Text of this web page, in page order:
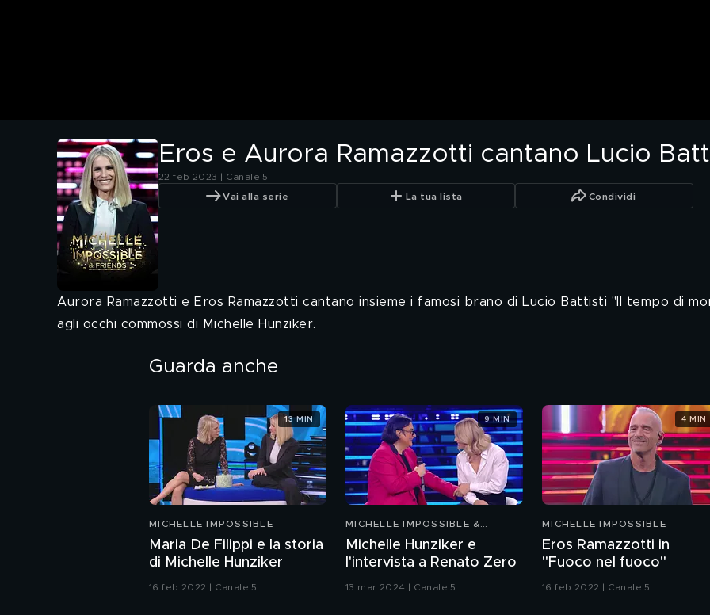
Eros e Aurora Ramazzotti cantano Lucio
22 feb 2023 | Canale 5
Vai alla serie La tua lista Condividi
Aurora Ramazzotti e Eros Ramazzotti cantano insieme i famosi brano di Lucio Battisti "Il tempo di
agli occhi commossi di Michelle Hunziker.
Guarda anche
MICHELLE IMPOSSIBLE
Maria De Filippi e la storia
di Michelle Hunziker
16 feb 2022 | Canale 5
13 MIN
MICHELLE IMPOSSIBLE &
Michelle Hunziker e
l'intervista a Renato Zero
13 mar 2024 | Canale 5
9 MIN
MICHELLE IMPOSSIBLE
Eros Ramazzotti in
"Fuoco nel fuoco"
16 feb 2022 | Canale 5
4 MIN